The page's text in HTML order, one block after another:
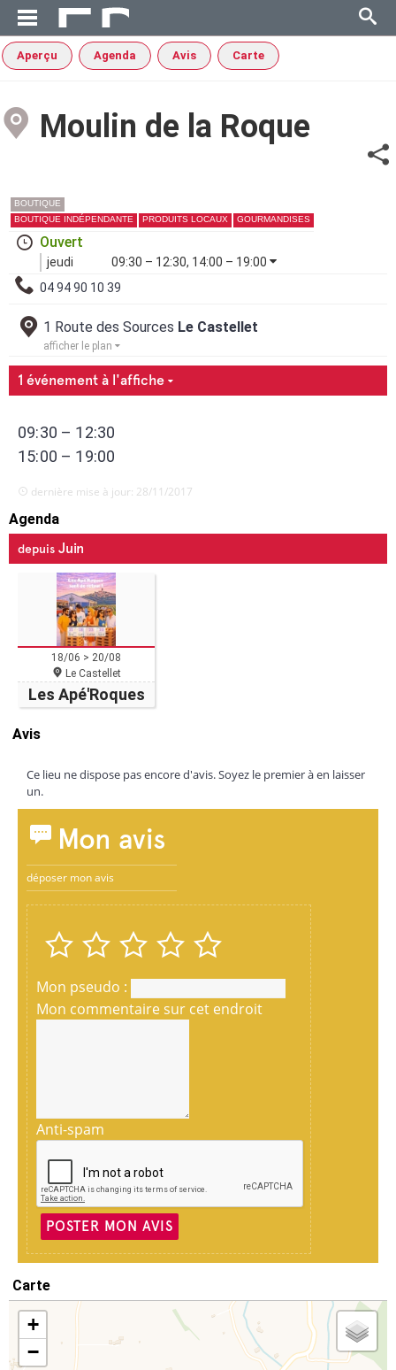
Aperçu Agenda Avis Carte
Moulin de la Roque
BOUTIQUE
BOUTIQUE INDÉPENDANTE
PRODUITS LOCAUX GOURMANDISES
Ouvert
jeudi
09:30 – 12:30, 14:00 – 19:00
04 94 90 10 39
1 Route des Sources Le Castellet
afficher le plan
1 événement à l'affiche
09:30 – 12:30
15:00 – 19:00
dernière mise à jour: 28/11/2017
Agenda
depuis Juin
18/06 > 20/08
Le Castellet
Les Apé'Roques
Avis
Ce lieu ne dispose pas encore d'avis. Soyez le premier à en laisser
un.
Mon avis
déposer mon avis
Mon pseudo :
Mon commentaire sur cet endroit
Anti-spam
POSTER MON AVIS
Carte
+
−